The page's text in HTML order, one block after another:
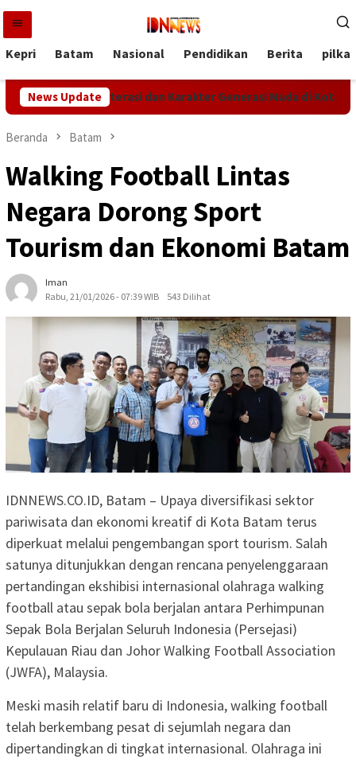
Loncat
konten
Kepri Batam Nasional Pendidikan Berita
News Update
Penguatan Literasi dan Karakter Generasi Muda di Kota Batam
Beranda Batam
Walking Football Lintas
Negara Dorong Sport
Tourism dan Ekonomi Batam
Iman
Rabu, 21/01/2026 - 07:39 WIB
543 Dilihat
IDNNEWS.CO.ID, Batam – Upaya diversifikasi sektor
pariwisata dan ekonomi kreatif di Kota Batam terus
diperkuat melalui pengembangan sport tourism. Salah
satunya ditunjukkan dengan rencana penyelenggaraan
pertandingan ekshibisi internasional olahraga walking
football atau sepak bola berjalan antara Perhimpunan
Sepak Bola Berjalan Seluruh Indonesia (Persejasi)
Kepulauan Riau dan Johor Walking Football Association
(JWFA), Malaysia.
Meski masih relatif baru di Indonesia, walking football
telah berkembang pesat di sejumlah negara dan
dipertandingkan di tingkat internasional. Olahraga ini